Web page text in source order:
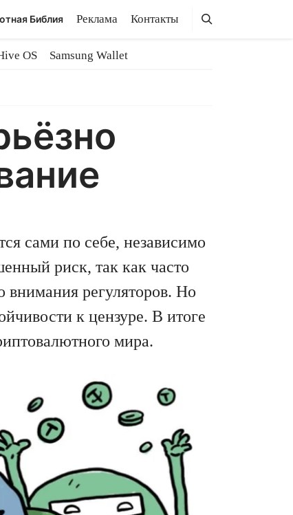
Библия Реклама Контакты Поиск
Поиск
OS
Samsung Wallet
сами по себе, независимо
риск, так как часто
внимания регуляторов. Но
к цензуре. В итоге
мира.